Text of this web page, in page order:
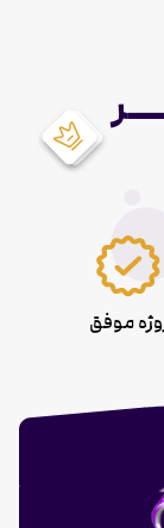
موفق